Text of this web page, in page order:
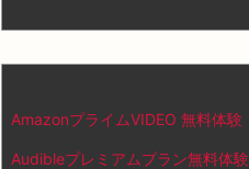
AmazonプライムVIDEO 無料体験
Audibleプレミアムプラン無料体験